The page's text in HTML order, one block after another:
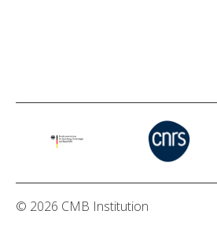
© 2026 CMB Institution